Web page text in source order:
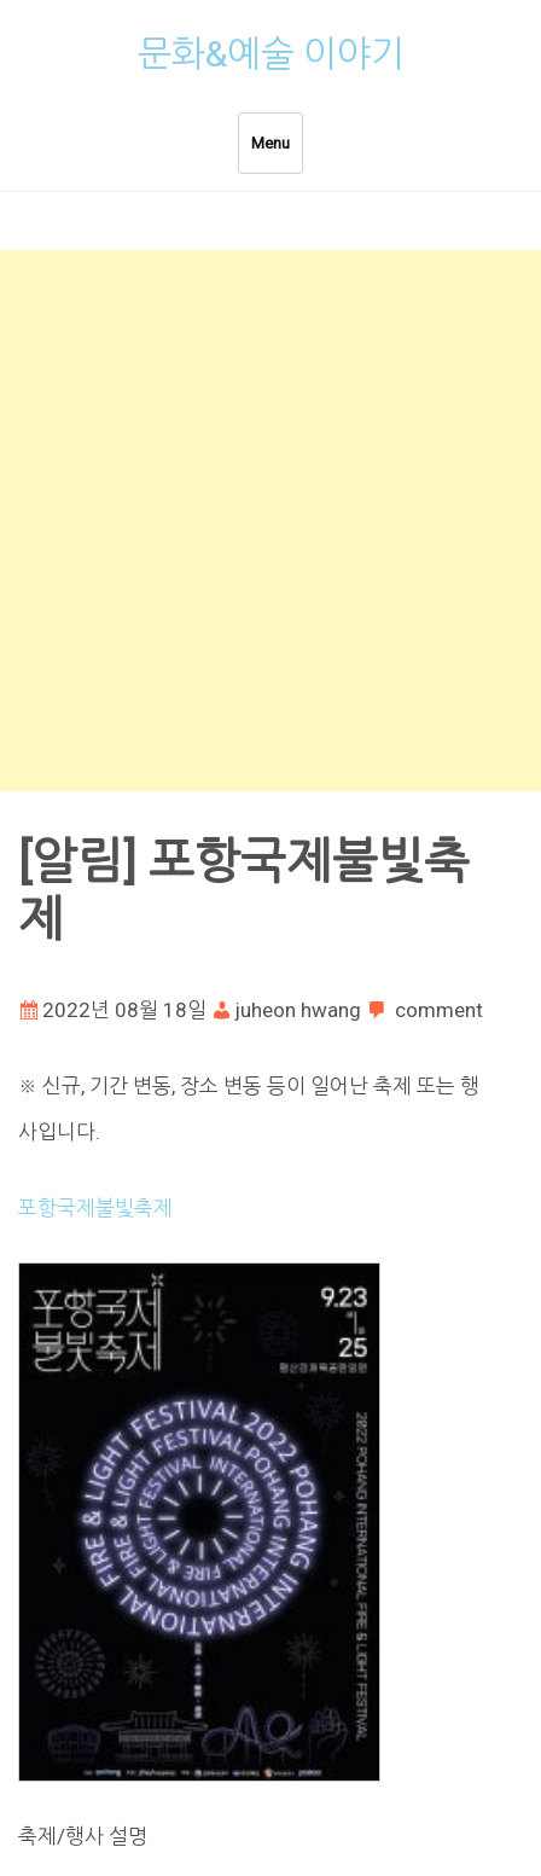
문화&예술 이야기
Menu
[알림] 포항국제불빛축
제
2022년 08월 18일 juheon hwang comment
※ 신규, 기간 변동, 장소 변동 등이 일어난 축제 또는 행
사입니다.
포항국제불빛축제
축제/행사 설명